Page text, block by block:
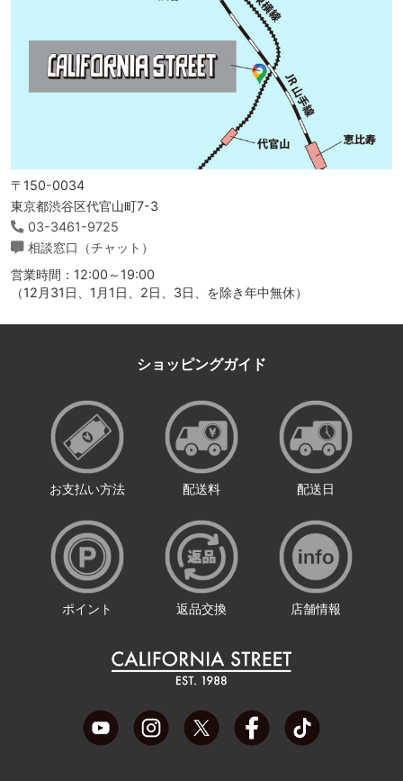
〒150-0034
東京都渋谷区代官山町7-3
03-3461-9725
相談窓口（チャット）
営業時間：12:00～19:00
（12月31日、1月1日、2日、3日、を除き年中無休）
ショッピングガイド
お支払い方法 配送料 配送日
ポイント 返品交換 店舗情報